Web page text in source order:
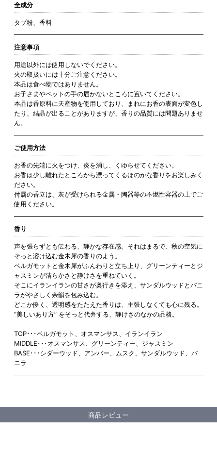
全成分
タブ粉、香料
注意事項
用途以外には使用しないでください。
火の取扱いには十分ご注意ください。
本品は食べ物ではありません。
お子さまやペットの手の届かないところに置いてください。
本品は香原料に天産物を使用しており、まれにお香の表面が変色し
たり、結晶が出ることがありますが、香りの品質には問題ありませ
ん。
ご使用方法
お香の先端に火をつけ、炎を消し、くゆらせてください。
お香は少し離れたところから漂ってくるほのかな香りをお楽しみく
ださい。
付属の香立は、灰が受けられる金属・陶器等の不燃性容器の上でご
使用ください。
香り
声を張らずとも伝わる、静かな存在感。それはまるで、秋の空気に
そっと溶け込む金木犀の香りのよう。
ベルガモットと金木犀がふんわりと立ち上り、グリーンティーとジ
ャスミンが清らかさと静けさを重ねていく。
そこにイランイランの甘さが奥行きを添え、サンダルウッドとバニ
ラがやさしく余韻を包み込む。
どこか儚く、透明感をたたえた香りは、主張しなくても心に残る。
“美しいあり方” をそっと代弁する、静けさのなかの品格。
TOP･･･ベルガモット、オスマンサス、イランイラン
MIDDLE･･･オスマンサス、グリーンティー、ジャスミン
BASE･･･シダーウッド、アンバー、ムスク、サンダルウッド、バ
ニラ
商品レビュー